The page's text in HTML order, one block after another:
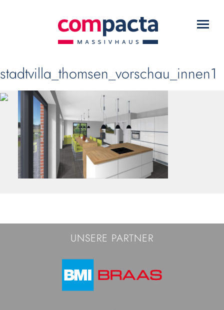
WARUM COMPACTA?
HAUSTYPEN
DOWNLOADS
KONTAKT
stadtvilla_thomsen_vorschau_innen1
UNSERE PARTNER